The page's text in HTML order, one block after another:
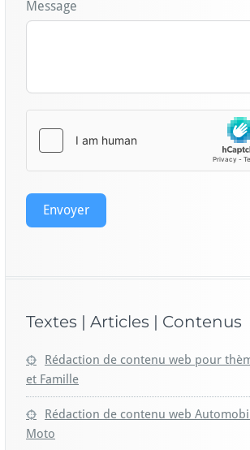
Message
Envoyer
Textes | Articles | Contenus
Rédaction de contenu web pour
et Famille
Rédaction de contenu web
Moto